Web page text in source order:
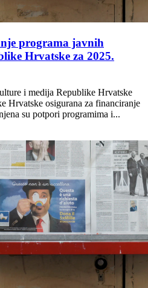
programa javnih
Hrvatske za 2025.
i medija Republike Hrvatske
Hrvatske osigurana za financiranje
su potpori programima i...